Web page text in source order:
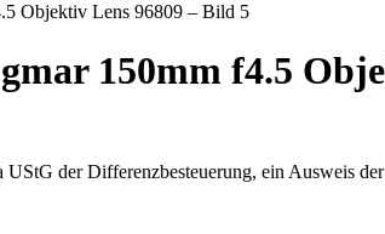
150mm f4.5
der Differenzbesteuerung, ein Ausweis